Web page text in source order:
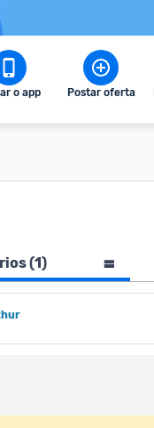
o app Postar oferta
(1)